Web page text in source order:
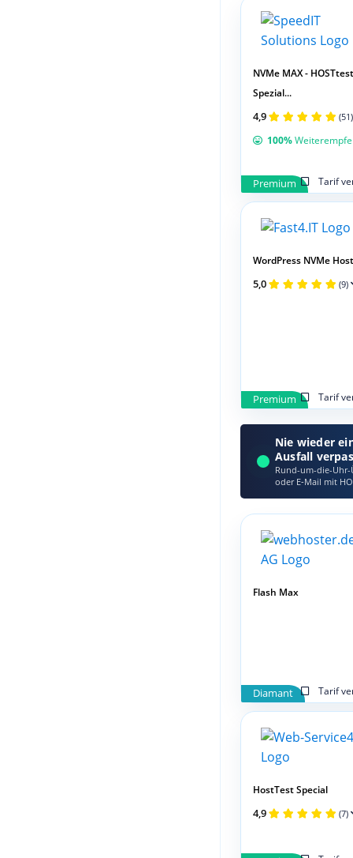
Premium Tarif
NVMe MAX - HOSTtest
Spezial...
4,9 (51)
100%
Premium Tarif
WordPress NVMe
5,0 (9)
Nie wieder
Ausfall
Rund-um-die-Uhr-
oder E‑Mail mit
Diamant Tarif
Flash Max
HostTest Special
4,9 (7)